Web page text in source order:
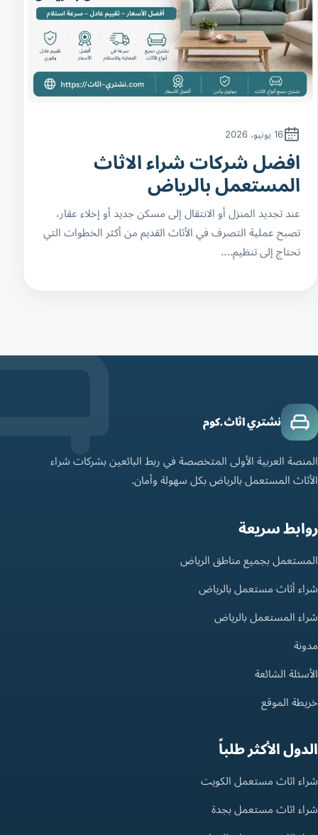
16 يونيو، 2026
افضل شركات شراء الاثاث
المستعمل بالرياض
عند تجديد المنزل أو الانتقال إلى مسكن جديد أو إخلاء عقار،
تصبح عملية التصرف في الأثاث القديم من أكثر الخطوات التي
تحتاج إلى تنظيم.…
نشتري اثاث.كوم
المنصة العربية الأولى المتخصصة في ربط البائعين بشركات شراء
الأثاث المستعمل بالرياض بكل سهولة وأمان.
روابط سريعة
المستعمل بجميع مناطق الرياض
شراء أثاث مستعمل بالرياض
شراء المستعمل بالرياض
مدونة
الأسئلة الشائعة
خريطة الموقع
الدول الأكثر طلباً
شراء اثاث مستعمل الكويت
شراء اثاث مستعمل بجدة